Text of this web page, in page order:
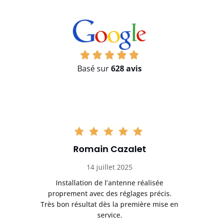
Basé sur628 avis
Romain Cazalet
14 juillet 2025
Installation de l’antenne réalisée
proprement avec des réglages précis.
Très bon résultat dès la première mise en
service.